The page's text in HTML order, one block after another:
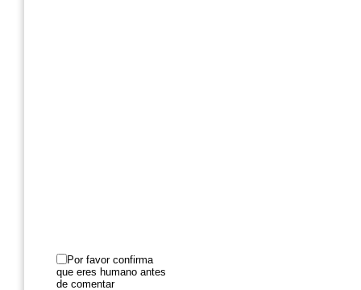
Por favor confirma
que eres humano antes
de comentar